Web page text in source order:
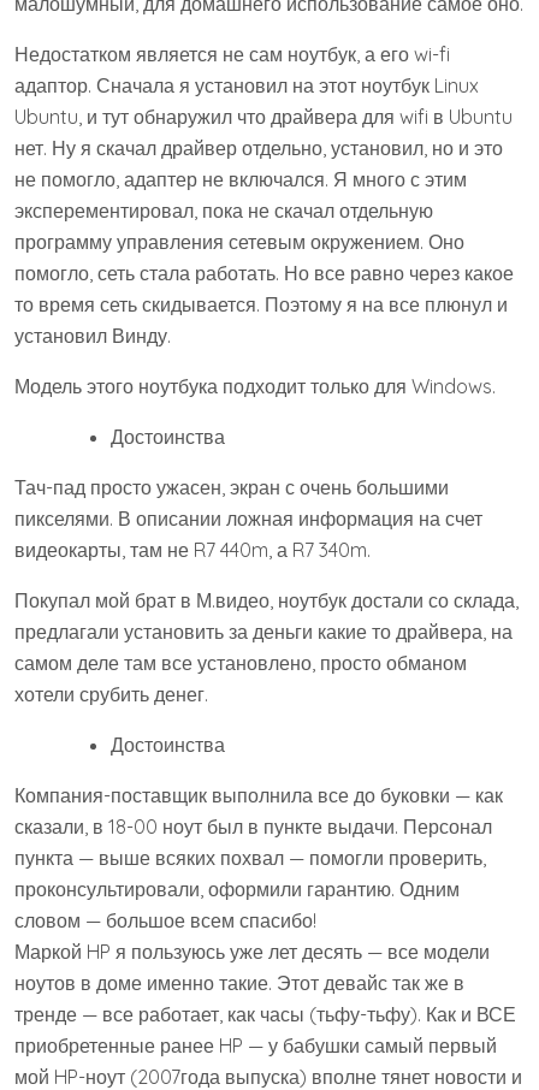
Недостатком является не сам ноутбук, а его wi-fi
адаптор. Сначала я установил на этот ноутбук Linux
Ubuntu, и тут обнаружил что драйвера для wifi в Ubuntu
нет. Ну я скачал драйвер отдельно, установил, но и это
не помогло, адаптер не включался. Я много с этим
эксперементировал, пока не скачал отдельную
программу управления сетевым окружением. Оно
помогло, сеть стала работать. Но все равно через какое
то время сеть скидывается. Поэтому я на все плюнул и
установил Винду.
Модель этого ноутбука подходит только для Windows.
Достоинства
Тач-пад просто ужасен, экран с очень большими
пикселями. В описании ложная информация на счет
видеокарты, там не R7 440m, а R7 340m.
Покупал мой брат в М.видео, ноутбук достали со склада,
предлагали установить за деньги какие то драйвера, на
самом деле там все установлено, просто обманом
хотели срубить денег.
Достоинства
Компания-поставщик выполнила все до буковки — как
сказали, в 18-00 ноут был в пункте выдачи. Персонал
пункта — выше всяких похвал — помогли проверить,
проконсультировали, оформили гарантию. Одним
словом — большое всем спасибо!
Маркой HP я пользуюсь уже лет десять — все модели
ноутов в доме именно такие. Этот девайс так же в
тренде — все работает, как часы (тьфу-тьфу). Как и ВСЕ
приобретенные ранее HP — у бабушки самый первый
мой HP-ноут (2007года выпуска) вполне тянет новости и